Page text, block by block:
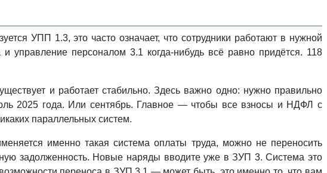
УПП 1.3, это часто означает, что сотрудники работают в нужной
управление персоналом 3.1 когда-нибудь всё равно придётся. 118
и работает стабильно. Здесь важно одно: нужно правильно
2025 года. Или сентябрь. Главное — чтобы все взносы и НДФЛ с
параллельных систем.
именно такая система оплаты труда, можно не переносить
задолженность. Новые наряды вводите уже в ЗУП 3. Система это